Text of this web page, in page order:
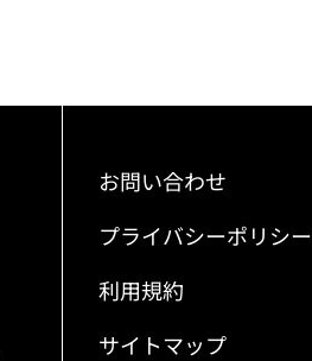
お問い合わせ
プライバシーポリシー
利用規約
サイトマップ